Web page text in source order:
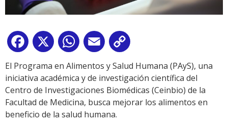
Facebook
X WhatsApp
Email
Link
El Programa en Alimentos y Salud Humana (PAyS), una
iniciativa académica y de investigación científica del
Centro de Investigaciones Biomédicas (Ceinbio) de la
Facultad de Medicina, busca mejorar los alimentos en
beneficio de la salud humana.